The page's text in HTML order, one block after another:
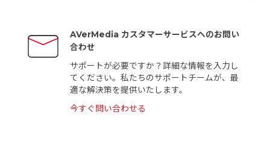
AVerMedia カスタマーサービスへのお問い
合わせ
サポートが必要ですか？詳細な情報を入力し
てください。私たちのサポートチームが、最
適な解決策を提供いたします。
今すぐ問い合わせる